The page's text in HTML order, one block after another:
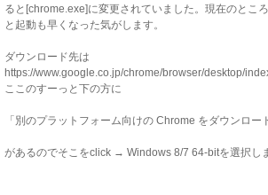
ると[chrome.exe]に変更されていました。現在のとこ
と起動も早くなった気がします。
ダウンロード先は
https://www.google.co.jp/chrome/browser/desktop/
ここのすーっと下の方に
「別のプラットフォーム向けの Chrome をダウンロー
があるのでそこをclick → Windows 8/7 64-bitを選択し